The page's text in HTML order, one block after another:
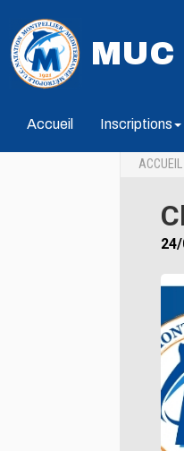
Accueil Inscriptions
ACCUEIL